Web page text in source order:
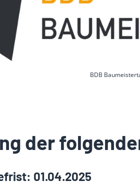
BDB
der
01.04.2025